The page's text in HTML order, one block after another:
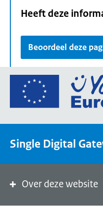
Heeft deze
Beoordeel deze
Single Digital
Over deze website